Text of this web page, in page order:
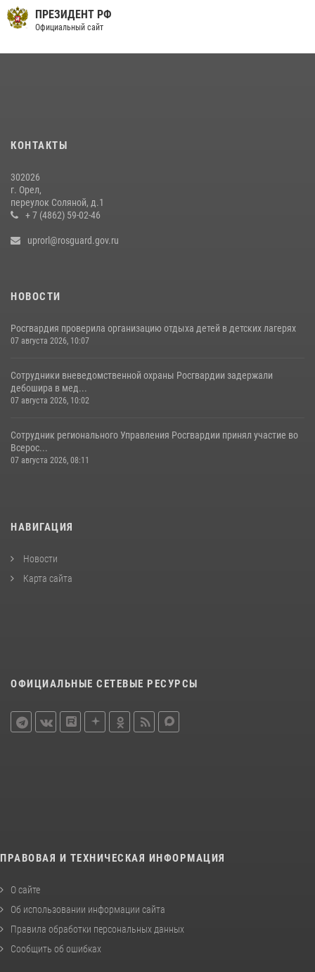
Сотрудники Росгвардии пресекли дебош в орловском кафе
30 июля 2026, 14:27
15 июля 2026, 14:49
ПРЕЗИДЕНТ РФ
Официальный сайт
КОНТАКТЫ
302026
г. Орел,
переулок Соляной, д.1
+ 7 (4862) 59-02-46
uprorl@rosguard.gov.ru
НОВОСТИ
Росгвардия проверила организацию отдыха детей в детских лагерях
07 августа 2026, 10:07
Сотрудники вневедомственной охраны Росгвардии задержали
дебошира в мед...
07 августа 2026, 10:02
Сотрудник регионального Управления Росгвардии принял участие во
Всерос...
07 августа 2026, 08:11
НАВИГАЦИЯ
Новости
Карта сайта
ОФИЦИАЛЬНЫЕ СЕТЕВЫЕ РЕСУРСЫ
ПРАВОВАЯ И ТЕХНИЧЕСКАЯ ИНФОРМАЦИЯ
О сайте
Об использовании информации сайта
Правила обработки персональных данных
Сообщить об ошибках